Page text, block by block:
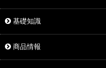
基礎知識
商品情報